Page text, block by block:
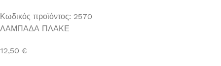
Κωδικός προϊόντος: 2570
ΛΑΜΠΑΔΑ ΠΛΑΚΕ
12,50 €